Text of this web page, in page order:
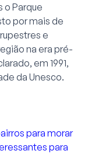
o Parque
por mais de
e
na era pré-
em 1991,
da Unesco.
para morar
para